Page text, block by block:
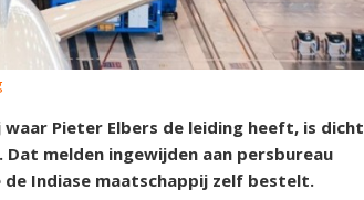
Pieter Elbers de leiding heeft, is dicht
melden ingewijden aan persbureau
de Indiase maatschappij zelf bestelt.